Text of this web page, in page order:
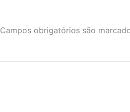
Campos obrigatórios são